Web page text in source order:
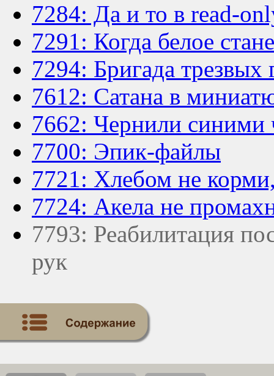
7284: Да и то в read-
7291: Когда белое
7294: Бригада трезвых
7612: Сатана в
7662: Чернили синими
7700: Эпик-файлы
7721: Хлебом не
7724: Акела не
7793: Реабилитация
рук